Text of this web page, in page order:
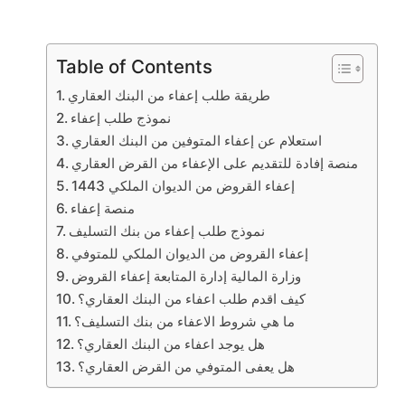
Table of Contents
طريقة طلب إعفاء من البنك العقاري
نموذج طلب إعفاء
استعلام عن إعفاء المتوفين من البنك العقاري
منصة إفادة للتقديم على الإعفاء من القرض العقاري
إعفاء القروض من الديوان الملكي 1443
منصة إعفاء
نموذج طلب إعفاء من بنك التسليف
إعفاء القروض من الديوان الملكي للمتوفي
وزارة المالية إدارة المتابعة إعفاء القروض
كيف اقدم طلب اعفاء من البنك العقاري؟
ما هي شروط الاعفاء من بنك التسليف؟
هل يوجد اعفاء من البنك العقاري؟
هل يعفى المتوفي من القرض العقاري؟